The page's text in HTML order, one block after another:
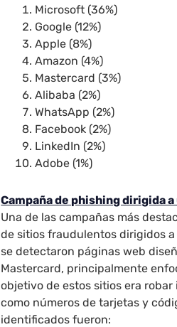
Microsoft (36%)
Google (12%)
Apple (8%)
Amazon (4%)
Mastercard (3%)
Alibaba (2%)
WhatsApp (2%)
Facebook (2%)
LinkedIn (2%)
Adobe (1%)
Campaña de phishing dirigida
Una de las campañas más
de sitios fraudulentos dirigidos
se detectaron páginas web
Mastercard, principalmente
objetivo de estos sitios era
como números de tarjetas y
identificados fueron: